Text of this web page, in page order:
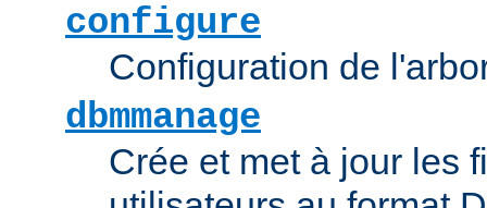
configure
Configuration de
dbmmanage
Crée et met à jour les